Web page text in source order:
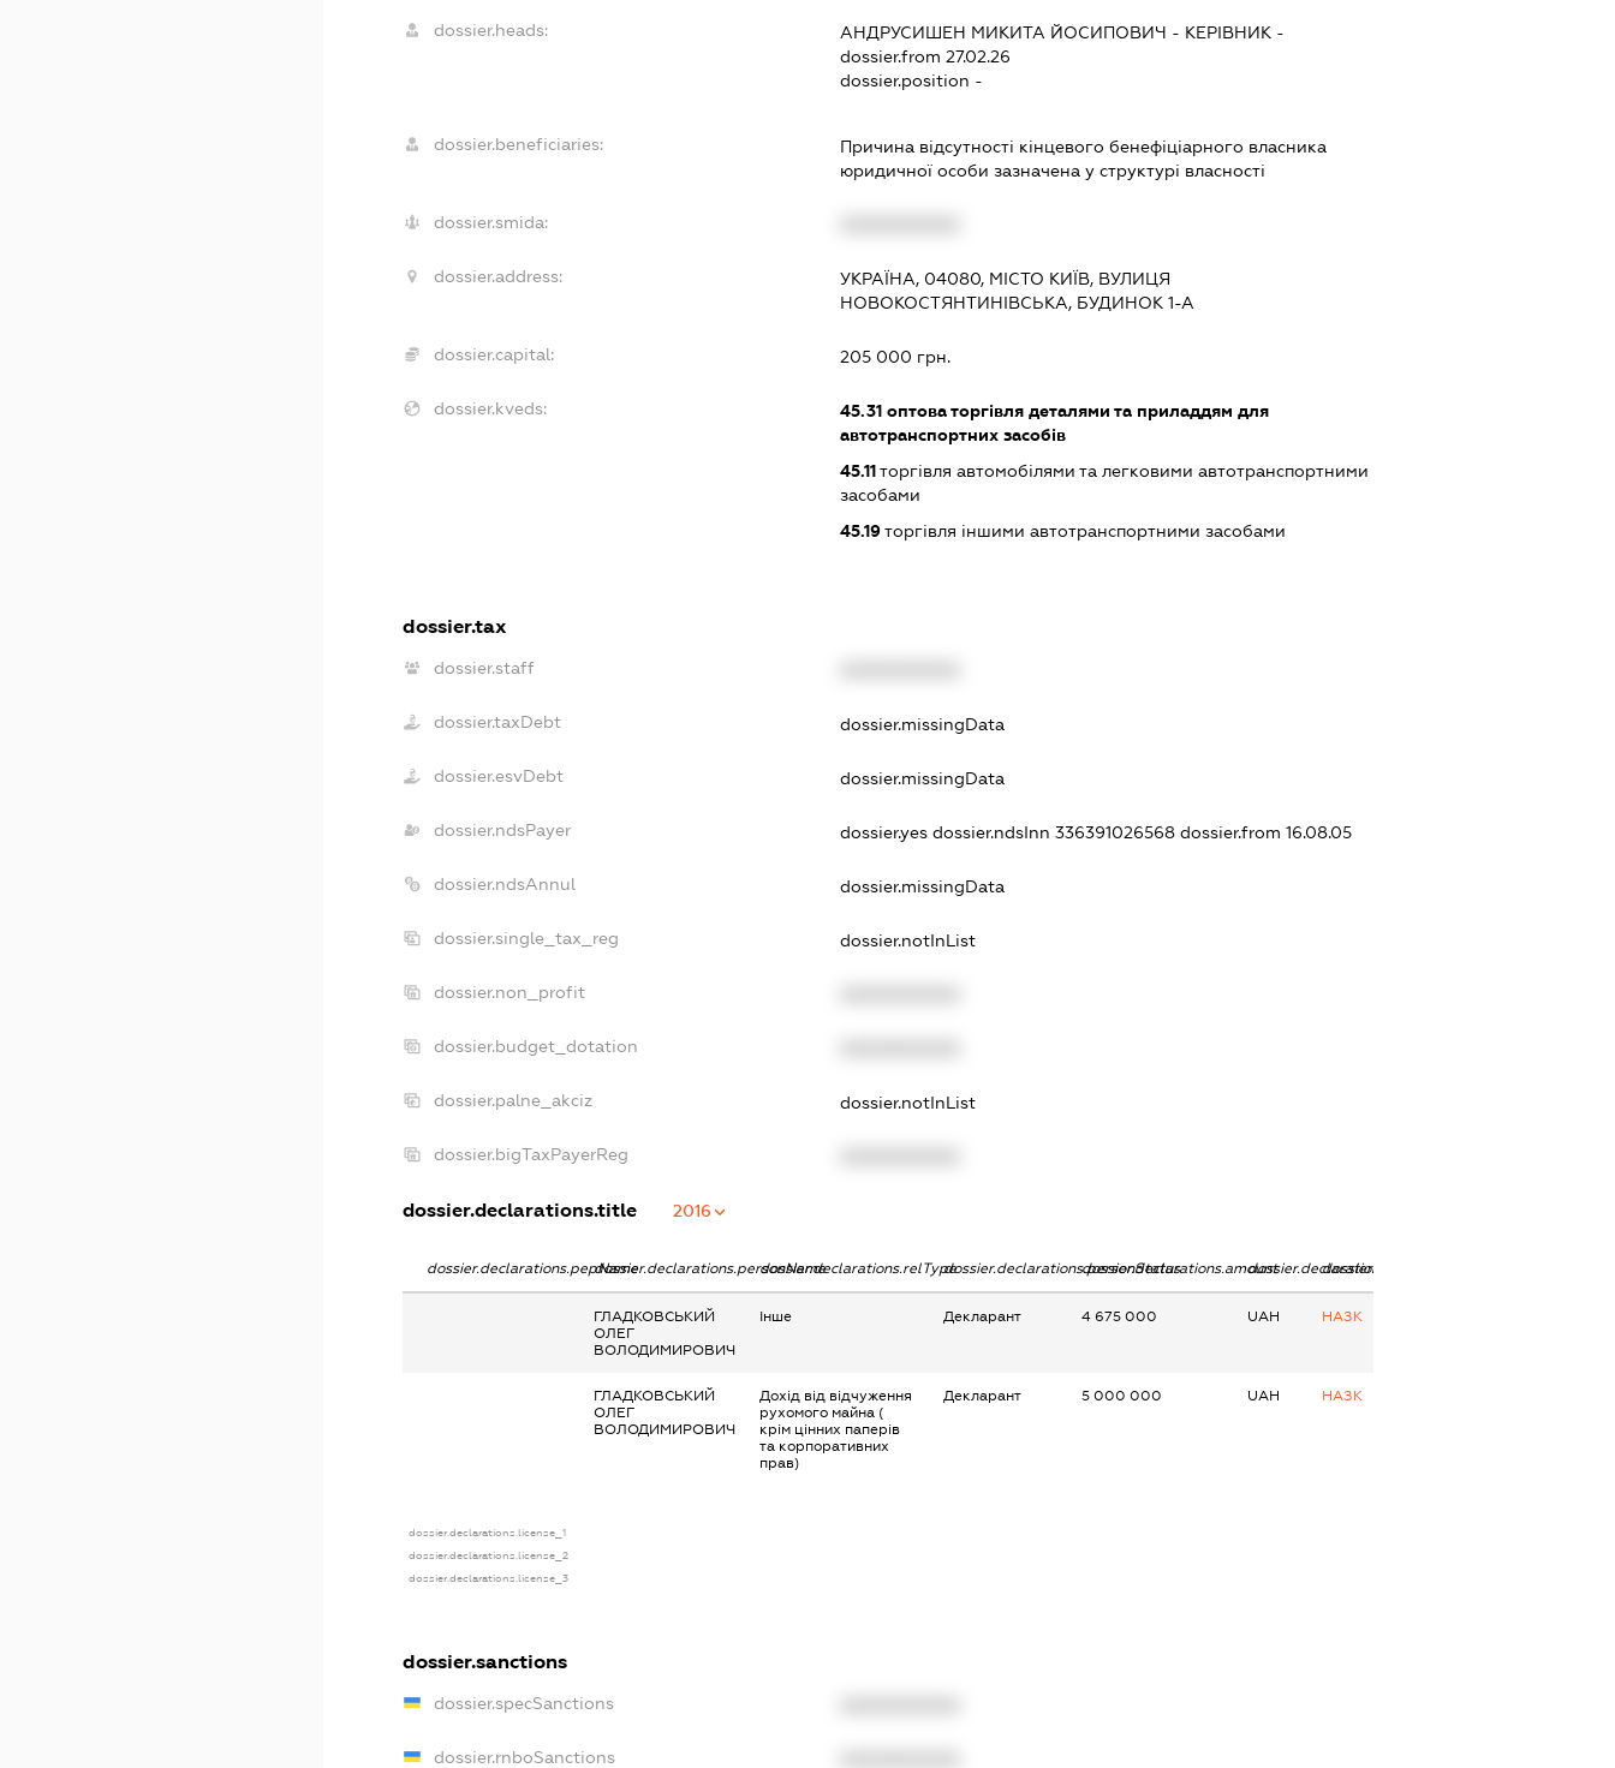
dossier.heads: АНДРУСИШЕН МИКИТА ЙОСИПОВИЧ - КЕРІВНИК-
dossier.from 27.02.26
dossier.position -
dossier.beneficiaries:
Причина відсутності кінцевого бенефіціарного власника
юридичної особи зазначена у структурі власності
dossier.smida:
dossier.address:
УКРАЇНА, 04080, МІСТО КИЇВ, ВУЛИЦЯ
НОВОКОСТЯНТИНІВСЬКА, БУДИНОК 1-А
dossier.capital: 205 000 грн.
dossier.kveds: 45.31оптова торгівля деталями та приладдям для
автотранспортних засобів
45.11торгівля автомобілями та легковими автотранспортними
засобами
45.19торгівля іншими автотранспортними засобами
dossier.tax
dossier.staff
dossier.taxDebt dossier.missingData
dossier.esvDebt dossier.missingData
dossier.ndsPayer dossier.yes dossier.ndsInn 336391026568 dossier.from 16.08.05
dossier.ndsAnnul dossier.missingData
dossier.single_tax_reg dossier.notInList
dossier.non_profit
dossier.budget_dotation
dossier.palne_akciz dossier.notInList
dossier.bigTaxPayerReg
dossier.declarations.title 2016
dossier.declarations.pepNamedossier.declarations.personNamedossier.declarations.relTypedossier.declarations.personStatusdossier.declarations.amountdossier.declarations.currency
dossier.declarations.source
ГЛАДКОВСЬКИЙ
ОЛЕГ
ВОЛОДИМИРОВИЧ
Інше Декларант 4 675 000 UAH НАЗК
ГЛАДКОВСЬКИЙ
ОЛЕГ
ВОЛОДИМИРОВИЧ
Дохід від відчуження
рухомого майна (
крім цінних паперів
та корпоративних
прав)
Декларант 5 000 000 UAH НАЗК
dossier.declarations.license_1
dossier.declarations.license_2
dossier.declarations.license_3
dossier.sanctions
dossier.specSanctions
dossier.rnboSanctions